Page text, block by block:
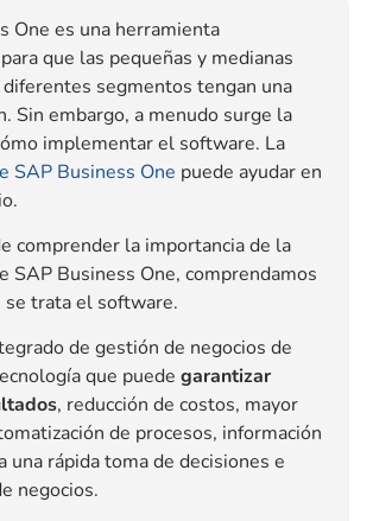
One es una herramienta
que las pequeñas y medianas
segmentos tengan una
Sin embargo, a menudo surge la
implementar el software. La
SAP Business One puede ayudar en
comprender la importancia de la
SAP Business One, comprendamos
se trata el software.
de gestión de negocios de
que puede garantizar
, reducción de costos, mayor
de procesos, información
una rápida toma de decisiones e
negocios.